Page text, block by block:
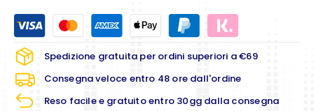
Spedizione gratuita per ordini superiori a €69
Consegna veloce entro 48 ore dall'ordine
Reso facile e gratuito entro 30gg dalla consegna